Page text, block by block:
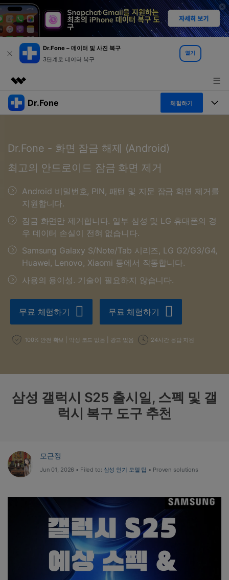
Dr.Fone – 데이터 및 사진 복구
3단계로 데이터 복구
열기
주요 제품
개요
솔루션
회사 소개
플랜 및 가격
도움말 센터
Dr.Fone 체험하기
특징
Dr.Fone Basic
폴 툴킷 보기 >
프로그램
모바일
온라인
더 보기
닥터폰 하이라이트 살펴보기
사용 방법은 무엇입니까?
고객 지원 센터
리소스
다운로드 센터
공식 설치 파일 및 최신 버전 업데이트를 제공
합니다.
신 모바일 소식을 확인하세요.
사용 가이드
고객 지원
🔓️온라인 잠금 해제
iOS26 다운그레이드
Dr.Fone - 화면 잠금 해제 (Android)
최고의 안드로이드 잠금 화면 제거
Android 비밀번호, PIN, 패턴 및 지문 잠금 화면 제거를
지원합니다.
잠금 화면만 제거합니다. 일부 삼성 및 LG 휴대폰의 경
우 데이터 손실이 전혀 없습니다.
Samsung Galaxy S/Note/Tab 시리즈, LG G2/G3/G4,
Huawei, Lenovo, Xiaomi 등에서 작동합니다.
사용의 용이성. 기술이 필요하지 않습니다.
무료 체험하기 무료 체험하기
100% 안전 확보 | 악성 코드 없음 | 광고 없음 24시간 응답 지원
삼성 갤럭시 S25 출시일, 스펙 및 갤
럭시 복구 도구 추천
모근정
Jun 01, 2026 • Filed to: 삼성 인기 모델 팁 • Proven solutions